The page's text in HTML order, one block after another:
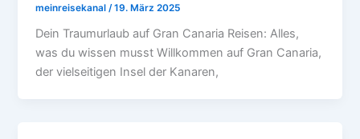
meinreisekanal /19. März 2025
Dein Traumurlaub auf Gran Canaria Reisen: Alles,
was du wissen musst Willkommen auf Gran Canaria,
der vielseitigen Insel der Kanaren,